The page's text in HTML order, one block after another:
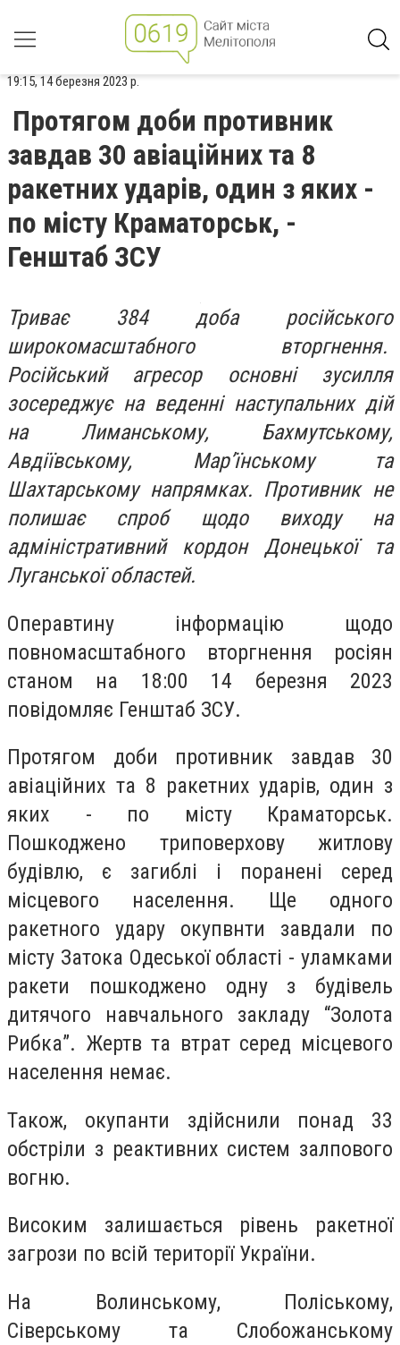
19:15, 14 березня 2023 р.
Протягом доби противник
завдав 30 авіаційних та 8
ракетних ударів, один з яких -
по місту Краматорськ, -
Генштаб ЗСУ
Триває 384 доба російського
широкомасштабного вторгнення.
Російський агресор основні зусилля
зосереджує на веденні наступальних дій
на Лиманському, Бахмутському,
Авдіївському, Мар’їнському та
Шахтарському напрямках. Противник не
полишає спроб щодо виходу на
адміністративний кордон Донецької та
Луганської областей.
Операвтину інформацію щодо
повномасштабного вторгнення росіян
станом на 18:00 14 березня 2023
повідомляє Генштаб ЗСУ.
Протягом доби противник завдав 30
авіаційних та 8 ракетних ударів, один з
яких - по місту Краматорськ.
Пошкоджено триповерхову житлову
будівлю, є загиблі і поранені серед
місцевого населення. Ще одного
ракетного удару окупвнти завдали по
місту Затока Одеської області - уламками
ракети пошкоджено одну з будівель
дитячого навчального закладу “Золота
Рибка”. Жертв та втрат серед місцевого
населення немає.
Також, окупанти здійснили понад 33
обстріли з реактивних систем залпового
вогню.
Високим залишається рівень ракетної
загрози по всій території України.
На Волинському, Поліському,
Сіверському та Слобожанському